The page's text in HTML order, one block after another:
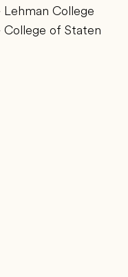
College
of Staten